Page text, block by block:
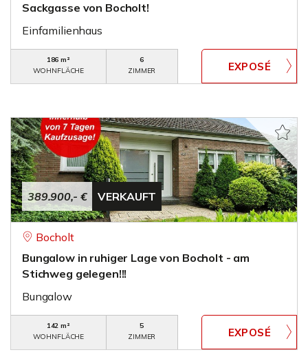
Sackgasse von Bocholt!
Einfamilienhaus
186 m²
WOHNFLÄCHE
6
ZIMMER
389.900,- € VERKAUFT
Bocholt
Bungalow in ruhiger Lage von Bocholt - am
Stichweg gelegen!!!
Bungalow
142 m²
WOHNFLÄCHE
5
ZIMMER